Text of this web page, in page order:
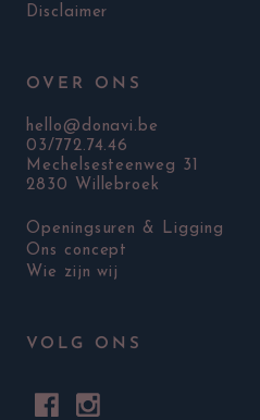
Disclaimer
OVER ONS
hello@donavi.be
03/772.74.46
Mechelsesteenweg 31
2830 Willebroek
Openingsuren & Ligging
Ons concept
Wie zijn wij
VOLG ONS